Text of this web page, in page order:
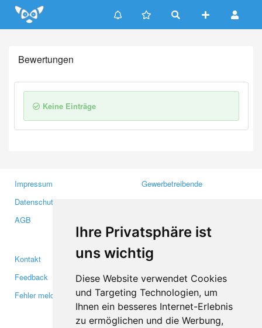
Ihre Privatsphäre ist
uns wichtig
Diese Website verwendet Cookies
und Targeting Technologien, um
Ihnen ein besseres Internet-Erlebnis
zu ermöglichen und die Werbung,
Update cookies preferences
Bewertungen
Keine Einträge
Impressum
Datenschutzerklärung
AGB
Gewerbetreibende
Medien
Kontakt
Feedback
Fehler melden
Facebook
Twitter
YouTube
Google+